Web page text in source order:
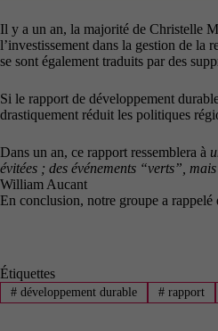
Il y a un an, la majorité de Christelle
l’investissement dans la gestion de la
se sont également traduits par des
Si le rapport de développement
drastiquement réduit les politiques
Dans un an, ce rapport ressemblera à
évitées ; des événements “verts”,
William Aucant
En conclusion, notre groupe a rappelé
Étiquettes
#développement durable #rapport